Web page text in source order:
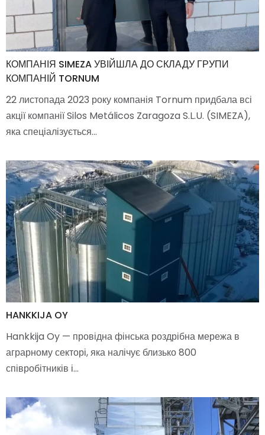
КОМПАНІЯ SIMEZA УВІЙШЛА ДО СКЛАДУ ГРУПИ
КОМПАНІЙ TORNUM
22 листопада 2023 року компанія Tornum придбала всі
акції компанії Silos Metálicos Zaragoza S.L.U. (SIMEZA),
яка спеціалізується…
HANKKIJA OY
Hankkija Oy — провідна фінська роздрібна мережа в
аграрному секторі, яка налічує близько 800
співробітників і…